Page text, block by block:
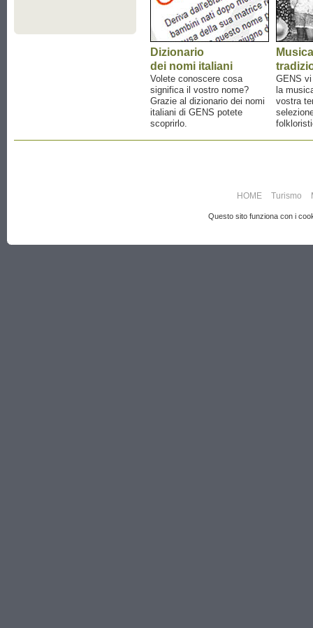
Dizionario
dei nomi italiani
Volete conoscere cosa
significa il vostro nome?
Grazie al dizionario dei nomi
italiani di GENS potete
scoprirlo.
Musica
GENS
la
vostra
HOME Turismo
Questo sito funziona con i